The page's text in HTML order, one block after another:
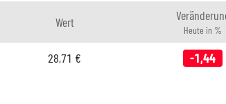
Wert
Heute in %
28,71 € -1,44